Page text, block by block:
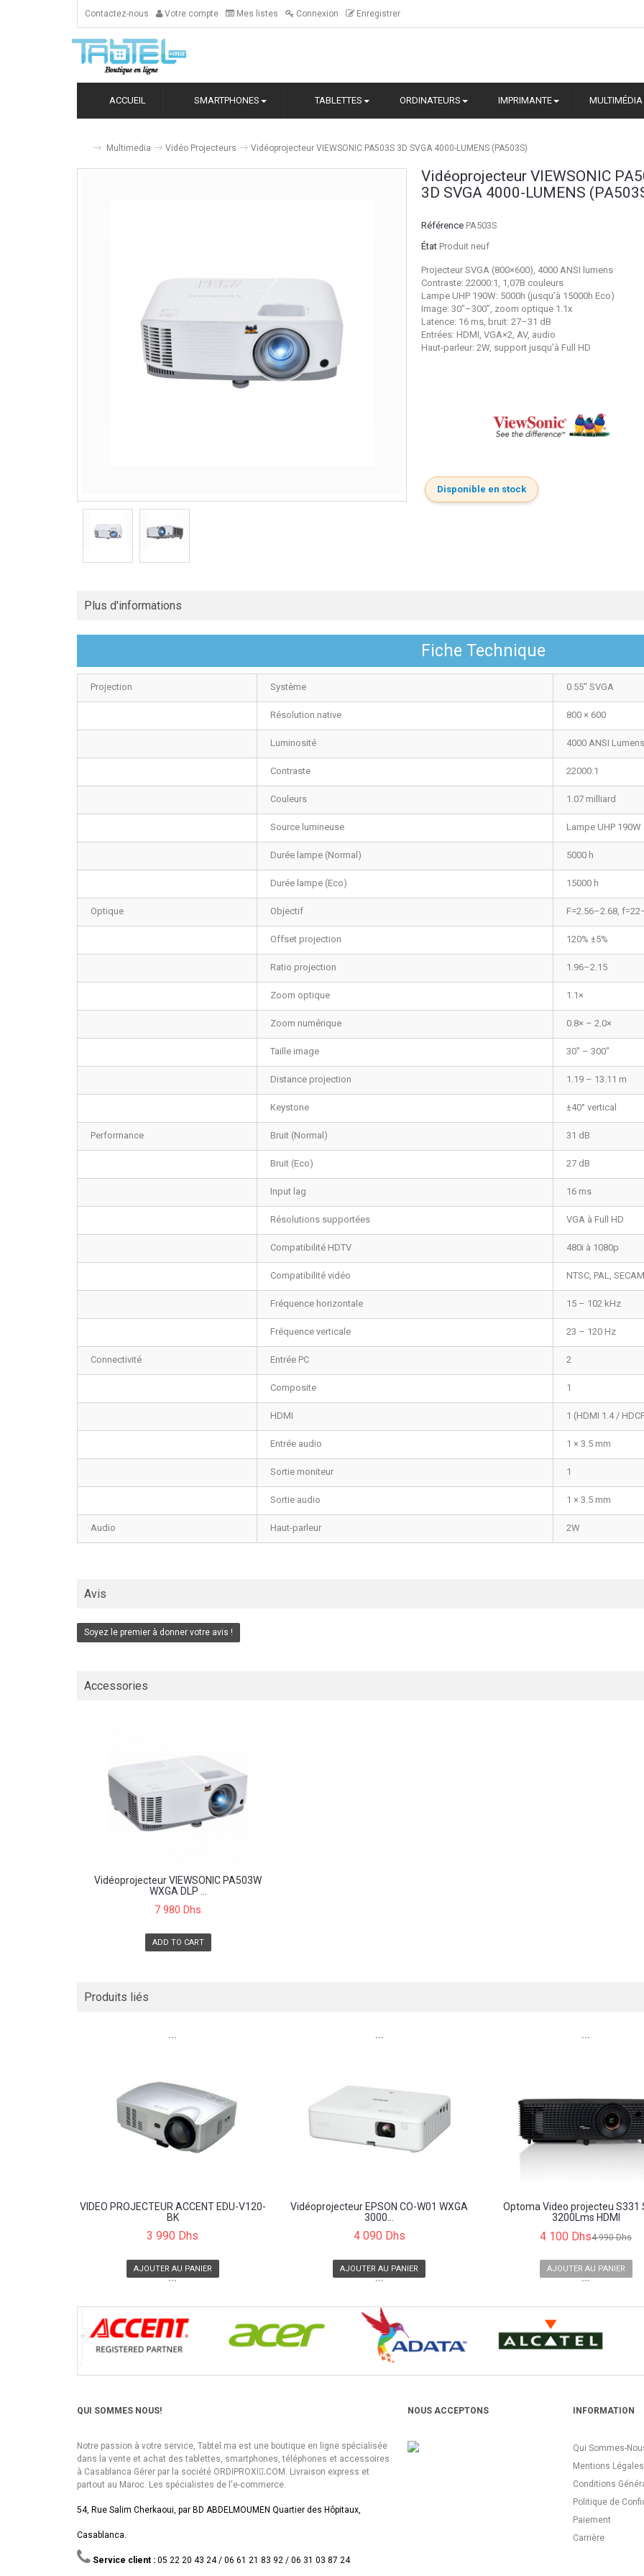
Contactez-nous Votre compte Mes listes Connexion Enregistrer
ACCUEIL SMARTPHONES TABLETTES ORDINATEURS IMPRIMANTE MULTIMÉDIA
Multimedia Vidéo Projecteurs Vidéoprojecteur VIEWSONIC PA503S 3D SVGA 4000-LUMENS (PA503S)
Vidéoprojecteur VIEWSONIC
3D SVGA 4000-LUMENS
Référence PA503S
État Produit neuf
Projecteur SVGA (800×600), 4000 ANSI lumens
Contraste: 22000:1, 1,07B couleurs
Lampe UHP 190W: 5000h (jusqu’à 15000h Eco)
Image: 30"–300", zoom optique 1.1x
Latence: 16 ms, bruit: 27–31 dB
Entrées: HDMI, VGA×2, AV, audio
Haut-parleur: 2W, support jusqu’à Full HD
Disponible en stock
Plus d'informations
Fiche Technique
Projection Système 0.55" SVGA
Résolution native 800 × 600
Luminosité 4000 ANSI Lumens
Contraste 22000:1
Couleurs 1.07 milliard
Source lumineuse Lampe UHP 190W
Durée lampe (Normal) 5000 h
Durée lampe (Eco) 15000 h
Optique Objectif F=2.56–2.68,
Offset projection 120% ±5%
Ratio projection 1.96–2.15
Zoom optique 1.1×
Zoom numérique 0.8× – 2.0×
Taille image 30" – 300"
Distance projection 1.19 – 13.11 m
Keystone ±40° vertical
Performance Bruit (Normal) 31 dB
Bruit (Eco) 27 dB
Input lag 16 ms
Résolutions supportées VGA à Full HD
Compatibilité HDTV 480i à 1080p
Compatibilité vidéo NTSC, PAL, SECAM
Fréquence horizontale 15 – 102 kHz
Fréquence verticale 23 – 120 Hz
Connectivité Entrée PC 2
Composite 1
HDMI 1 (HDMI 1.4 /
Entrée audio 1 × 3.5 mm
Sortie moniteur 1
Sortie audio 1 × 3.5 mm
Audio Haut-parleur 2W
Avis
Soyez le premier à donner votre avis !
Accessories
Vidéoprojecteur VIEWSONIC PA503W
WXGA DLP ...
7 980 Dhs
ADD TO CART
Produits liés
```
VIDEO PROJECTEUR ACCENT EDU-V120-
BK
3 990 Dhs
AJOUTER AU PANIER
```
```
Vidéoprojecteur EPSON CO-W01 WXGA
3000...
4 090 Dhs
AJOUTER AU PANIER
```
```
Optoma Video projecteu S331
3200Lms HDMI
4 100 Dhs4 990 Dhs
AJOUTER AU PANIER
```
QUI SOMMES NOUS!
Notre passion à votre service, Tabtel.ma est une boutique en ligne spécialisée
dans la vente et achat des tablettes, smartphones, téléphones et accessoires
à Casablanca Gérer par la société ORDIPROXI.ِCOM. Livraison express et
partout au Maroc. Les spécialistes de l'e-commerce.
54, Rue Salim Cherkaoui, par BD ABDELMOUMEN Quartier des Hôpitaux,
Casablanca.
Service client : 05 22 20 43 24 / 06 61 21 83 92 / 06 31 03 87 24
NOUS ACCEPTONS INFORMATION
Qui Sommes-
Mentions Légales
Conditions
Politique de
Paiement
Carrière